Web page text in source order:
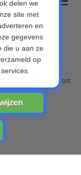
Verlanglijst
van 42 tot